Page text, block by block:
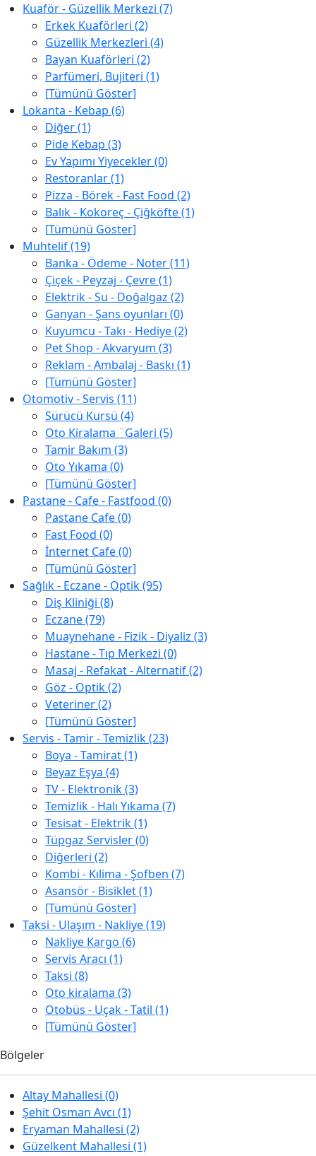
Kuaför - Güzellik Merkezi (7)
Erkek Kuaförleri (2)
Güzellik Merkezleri (4)
Bayan Kuaförleri (2)
Parfümeri, Bujiteri (1)
[Tümünü Göster]
Lokanta - Kebap (6)
Diğer (1)
Pide Kebap (3)
Ev Yapımı Yiyecekler (0)
Restoranlar (1)
Pizza - Börek - Fast Food (2)
Balık - Kokoreç - Çiğköfte (1)
[Tümünü Göster]
Muhtelif (19)
Banka - Ödeme - Noter (11)
Çiçek - Peyzaj - Çevre (1)
Elektrik - Su - Doğalgaz (2)
Ganyan - Şans oyunları (0)
Kuyumcu - Takı - Hediye (2)
Pet Shop - Akvaryum (3)
Reklam - Ambalaj - Baskı (1)
[Tümünü Göster]
Otomotiv - Servis (11)
Sürücü Kursü (4)
Oto Kiralama ¨Galeri (5)
Tamir Bakım (3)
Oto Yıkama (0)
[Tümünü Göster]
Pastane - Cafe - Fastfood (0)
Pastane Cafe (0)
Fast Food (0)
İnternet Cafe (0)
[Tümünü Göster]
Sağlık - Eczane - Optik (95)
Diş Kliniği (8)
Eczane (79)
Muaynehane - Fizik - Diyaliz (3)
Hastane - Tıp Merkezi (0)
Masaj - Refakat - Alternatif (2)
Göz - Optik (2)
Veteriner (2)
[Tümünü Göster]
Servis - Tamir - Temizlik (23)
Boya - Tamirat (1)
Beyaz Eşya (4)
TV - Elektronik (3)
Temizlik - Halı Yıkama (7)
Tesisat - Elektrik (1)
Tüpgaz Servisler (0)
Diğerleri (2)
Kombi - Kılima - Şofben (7)
Asansör - Bisiklet (1)
[Tümünü Göster]
Taksi - Ulaşım - Nakliye (19)
Nakliye Kargo (6)
Servis Aracı (1)
Taksi (8)
Oto kiralama (3)
Otobüs - Uçak - Tatil (1)
[Tümünü Göster]
Bölgeler
Altay Mahallesi (0)
Şehit Osman Avcı (1)
Eryaman Mahallesi (2)
Güzelkent Mahallesi (1)